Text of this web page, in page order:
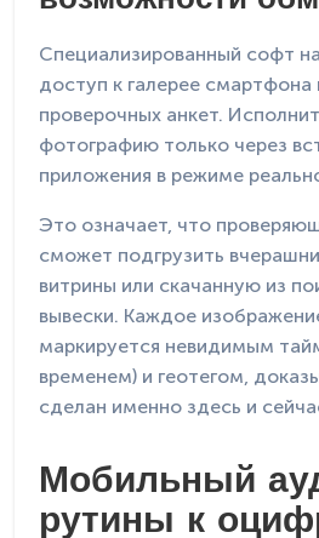
Специализированный софт
доступ к галерее смартфона
проверочных анкет.
фотографию только через
приложения в режиме
Это означает, что
сможет подгрузить
витрины или скачанную из
вывески. Каждое
маркируется невидимым
временем) и геотегом,
сделан именно здесь и
Мобильный
рутины к